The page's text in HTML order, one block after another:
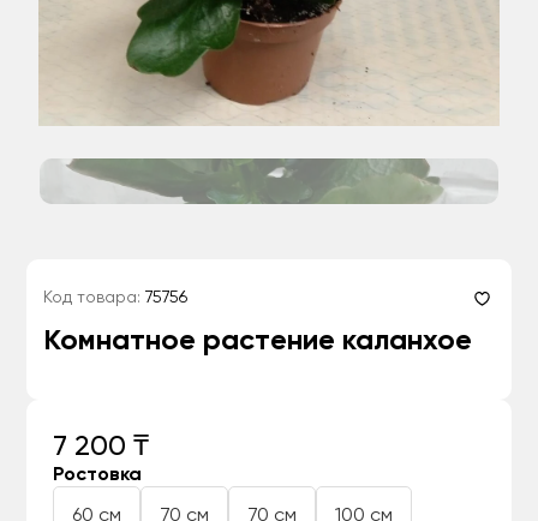
Код товара: 75756
Комнатное растение каланхое
7 200 ₸
Ростовка
60 см 70 см 70 см 100 см